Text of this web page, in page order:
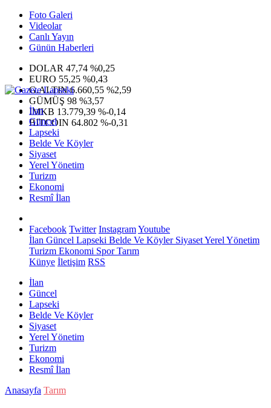
Foto Galeri
Videolar
Canlı Yayın
Günün Haberleri
DOLAR 47,74 %0,25
EURO 55,25 %0,43
G.ALTIN6.660,55 %2,59
GÜMÜŞ 98 %3,57
IMKB 13.779,39 %-0,14
BITCOIN 64.802 %-0,31
İlan
Güncel
Lapseki
Belde Ve Köyler
Siyaset
Yerel Yönetim
Turizm
Ekonomi
Resmî İlan
Facebook Twitter InstagramYoutube
İlan Güncel Lapseki Belde Ve KöylerSiyasetYerel Yönetim
Turizm Ekonomi SporTarım
Künye İletişim RSS
İlan
Güncel
Lapseki
Belde Ve Köyler
Siyaset
Yerel Yönetim
Turizm
Ekonomi
Resmî İlan
Anasayfa Tarım